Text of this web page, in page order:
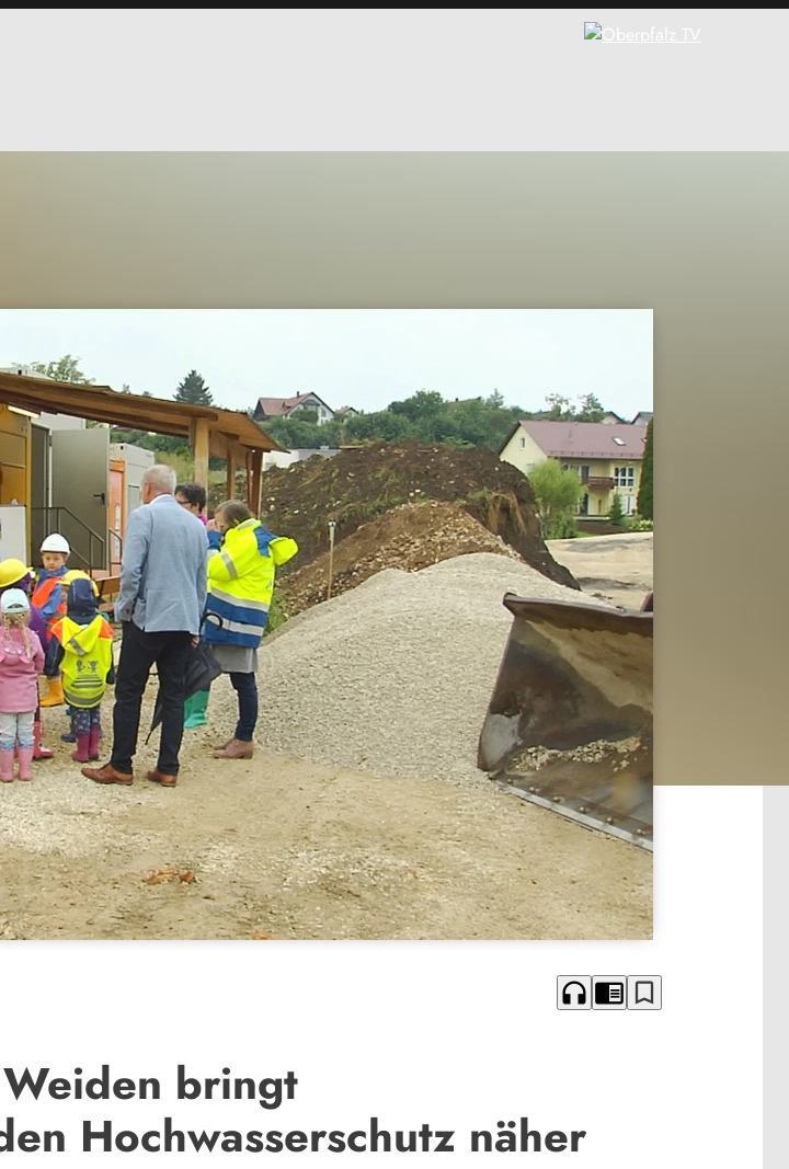
headphones chrome_reader_mode bookmark_border
bringt
Hochwasserschutz näher